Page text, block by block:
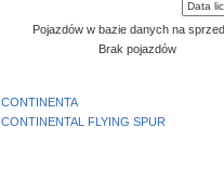
Pojazdów w bazie danych na
Brak pojazdów
CONTINENTA
CONTINENTAL FLYING SPUR